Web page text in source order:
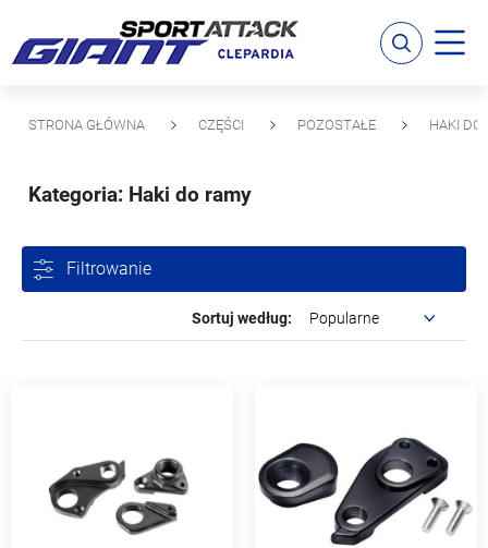
STRONA GŁÓWNA CZĘŚCI POZOSTAŁE HAKI DO
Kategoria: Haki do ramy
Filtrowanie
Sortuj według: